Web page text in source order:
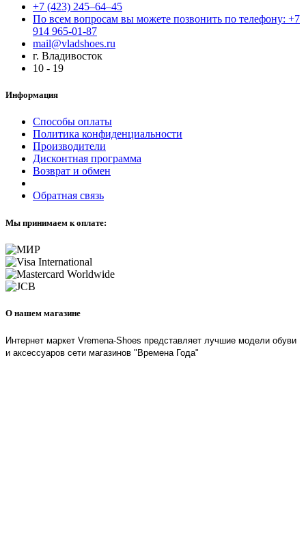
+7 (423) 245–64–45
По всем вопросам вы можете позвонить по телефону: +7
914 965-01-87
mail@vladshoes.ru
г. Владивосток
10 - 19
Информация
Способы оплаты
Политика конфиденциальности
Производители
Дисконтная программа
Возврат и обмен
Обратная связь
Мы принимаем к оплате:
О нашем магазине
Интернет маркет Vremena-Shoes представляет лучшие модели обуви
и аксессуаров сети магазинов "Времена Года"